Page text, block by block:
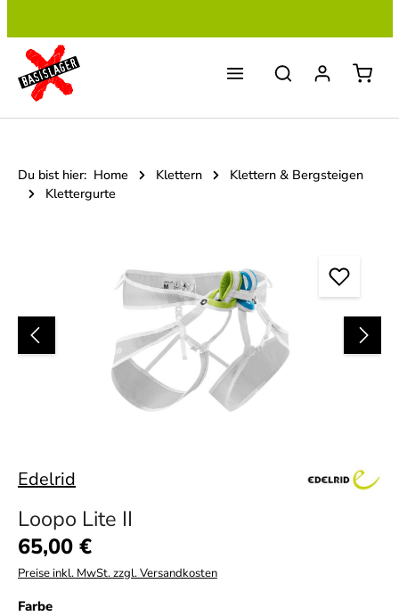
Du bist hier: Home Klettern
Klettern & Bergsteigen
Klettergurte
Edelrid
Loopo Lite II
Regulärer Preis:
65,00 €
Preise inkl. MwSt. zzgl. Versandkosten
Farbeauswählen